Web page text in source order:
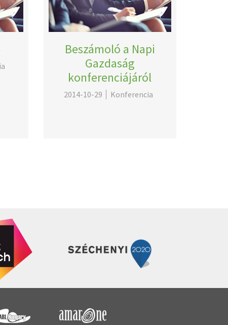
Beszámoló a Napi
Gazdaság
konferenciájáról
2014-10-29 Konferencia